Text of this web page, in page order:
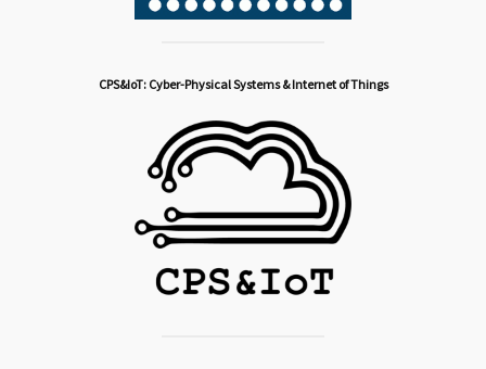
CPS&IoT: Cyber-Physical Systems & Internet of Things